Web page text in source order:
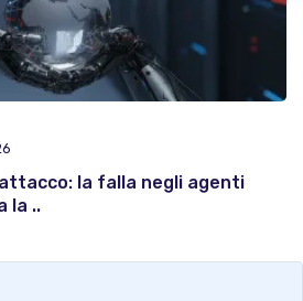
la falla negli agenti
la ..